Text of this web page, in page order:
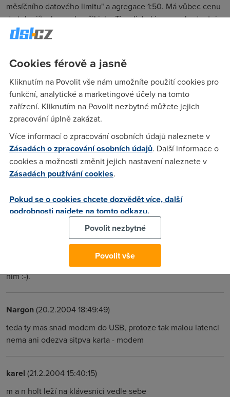
měsíčního datového limitu" a agregace 1:50. Má vůbec cenu
do toho jít, aby neskončil jako Tiscali, byl jsem rozhodnutej
pro GTS ale co tady poslední dobou čtu tak fakt nevím
The_Chosen (18.2.2004 18:16:04)
Mam od spinetu 1024/256 a posledni dobou je to stejny asi
jako u ostatnich ISP od te zminovane predminule nedele se
to pekne po...kazilo rychlost tak okolo 100-200kbit a pingy
na seznam pres 150.Skoda do ty doby to behalo na 800kbit s
pingem nepresahujicim 40.Snad se to zlepsi
Karel(19.2.2004 22:10:14)
pokles na 20 až 80 kbps a to po celý den. Katastrofa. Ping
kamkoli přes 200ns.
(20.2.2004 08:02:14)
200 ns? To je bomba. Takový ping si nechám libit. Hned du k
nim :-).
Nargon(20.2.2004 18:49:49)
teda ty mas snad modem do USB, protoze tak malou latenci
nema ani odezva sitpva karta - modem
karel (21.2.2004 15:40:15)
m a n holt leží na klávesnici vedle sebe
Cookies férově a jasně
Kliknutím na Povolit vše nám umožníte použití cookies pro
funkční, analytické a marketingové účely na tomto
zařízení. Kliknutím na Povolit nezbytné můžete jejich
zpracování úplně zakázat.
Více informací o zpracování osobních údajů naleznete v
Zásadách o zpracování osobních údajů. Další informace o
cookies a možnosti změnit jejich nastavení naleznete v
Zásadách používání cookies.
Pokud se o cookies chcete dozvědět více, další
podrobnosti najdete na tomto odkazu.
Povolit nezbytné
Povolit vše